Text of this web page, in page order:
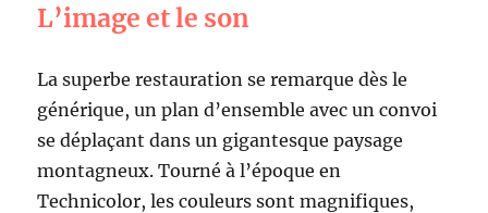
L’image et le son
La superbe restauration se remarque dès le
générique, un plan d’ensemble avec un convoi
se déplaçant dans un gigantesque paysage
montagneux. Tourné à l’époque en
Technicolor, les couleurs sont magnifiques,